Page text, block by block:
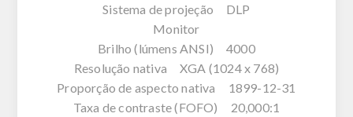
Sistema de projeção DLP
Monitor
Brilho (lúmens ANSI) 4000
Resolução nativa XGA (1024 x 768)
Proporção de aspecto nativa 1899-12-31
Taxa de contraste (FOFO) 20,000:1